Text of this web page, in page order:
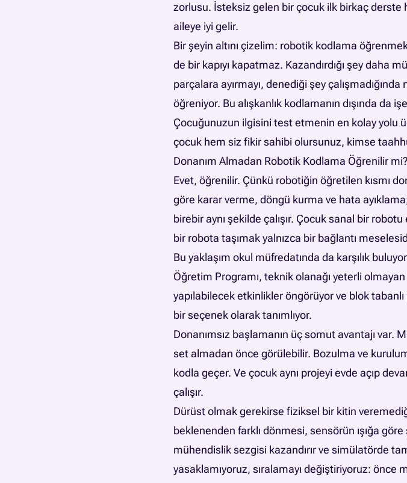
zorlusu. İsteksiz gelen bir çocuk ilk birkaç derste
aileye iyi gelir.
Bir şeyin altını çizelim: robotik kodlama
de bir kapıyı kapatmaz. Kazandırdığı şey daha
parçalara ayırmayı, denediği şey
öğreniyor. Bu alışkanlık kodlamanın dışında da
Çocuğunuzun ilgisini test etmenin en kolay yolu
çocuk hem siz fikir sahibi olursunuz, kimse
Donanım Almadan Robotik Kodlama Öğrenilir mi?
Evet, öğrenilir. Çünkü robotiğin öğretilen kısmı
göre karar verme, döngü kurma ve hata
birebir aynı şekilde çalışır. Çocuk sanal bir
bir robota taşımak yalnızca bir bağlantı
Bu yaklaşım okul müfredatında da karşılık
Öğretim Programı, teknik olanağı yeterli
yapılabilecek etkinlikler öngörüyor ve blok tabanlı
bir seçenek olarak tanımlıyor.
Donanımsız başlamanın üç somut avantajı var.
set almadan önce görülebilir. Bozulma ve
kodla geçer. Ve çocuk aynı projeyi evde açıp
çalışır.
Dürüst olmak gerekirse fiziksel bir kitin
beklenenden farklı dönmesi, sensörün ışığa
mühendislik sezgisi kazandırır ve simülatörde
yasaklamıyoruz, sıralamayı değiştiriyoruz: önce